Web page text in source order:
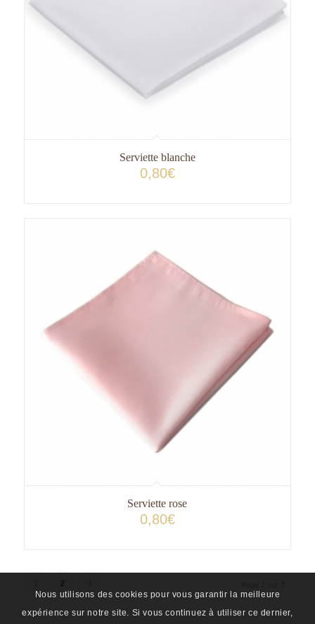
Serviette blanche
0,80€
Serviette rose
0,80€
2
Nous utilisons des cookies pour vous garantir la meilleure
expérience sur notre site. Si vous continuez à utiliser ce dernier,